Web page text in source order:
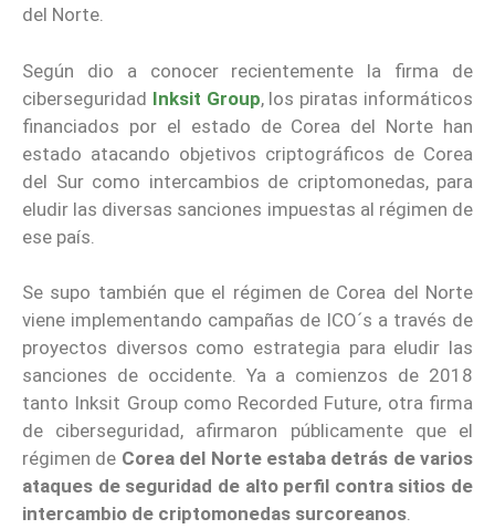
del Norte.
Según dio a conocer recientemente la firma de
ciberseguridad Inksit Group, los piratas informáticos
financiados por el estado de Corea del Norte han
estado atacando objetivos criptográficos de Corea
del Sur como intercambios de criptomonedas, para
eludir las diversas sanciones impuestas al régimen de
ese país.
Se supo también que el régimen de Corea del Norte
viene implementando campañas de ICO´s a través de
proyectos diversos como estrategia para eludir las
sanciones de occidente. Ya a comienzos de 2018
tanto Inksit Group como Recorded Future, otra firma
de ciberseguridad, afirmaron públicamente que el
régimen de Corea del Norte estaba detrás de varios
ataques de seguridad de alto perfil contra sitios de
intercambio de criptomonedas surcoreanos.